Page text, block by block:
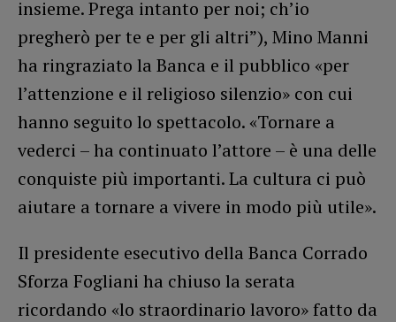
insieme. Prega intanto per noi; ch’io
pregherò per te e per gli altri”), Mino Manni
ha ringraziato la Banca e il pubblico «per
l’attenzione e il religioso silenzio» con cui
hanno seguito lo spettacolo. «Tornare a
vederci – ha continuato l’attore – è una delle
conquiste più importanti. La cultura ci può
aiutare a tornare a vivere in modo più utile».
Il presidente esecutivo della Banca Corrado
Sforza Fogliani ha chiuso la serata
ricordando «lo straordinario lavoro» fatto da